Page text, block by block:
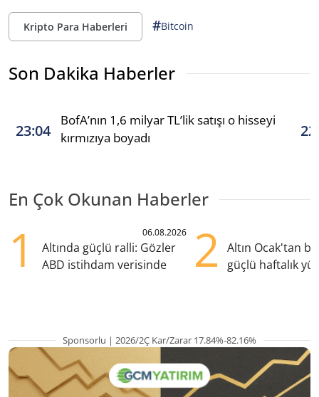
Kripto Para Haberleri #Bitcoin
Son Dakika Haberler
23:04
BofA’nın 1,6 milyar TL’lik satışı o hisseyi
kırmızıya boyadı
En Çok Okunan Haberler
1 06.08.2026
Altında güçlü ralli: Gözler
ABD istihdam verisinde
2
Altın Ocak'tan
güçlü haftalık
Sponsorlu | 2026/2Ç Kar/Zarar 17.84%-82.16%